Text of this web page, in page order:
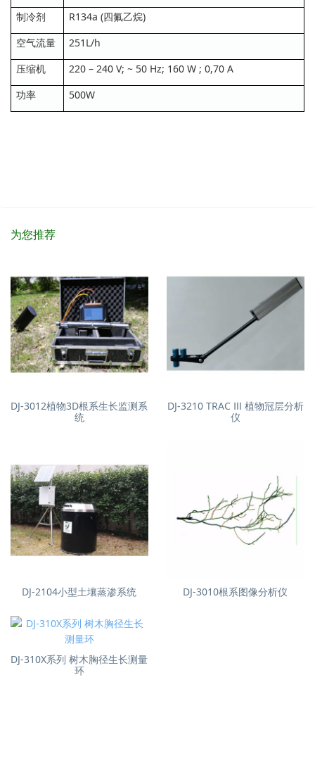
制冷剂
R134a (四氟乙烷)
空气流量
251L/h
压缩机
220 – 240 V; ~ 50 Hz; 160 W ; 0,70 A
功率
500W
为您推荐
DJ-3012植物3D根系生长监测系
统
DJ-3210 TRAC Ⅲ 植物冠层分析
仪
DJ-2104小型土壤蒸渗系统 DJ-3010根系图像分析仪
DJ-310X系列 树木胸径生长测量
环